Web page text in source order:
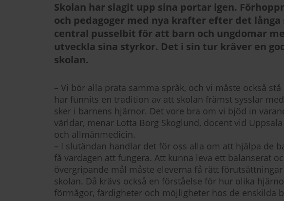
Skolan har slagit upp sina portar igen.
och pedagoger med nya krafter efter det
central pusselbit för att barn och ungdomar
utveckla sina styrkor. Det i sin tur kräver en
skolan.
– Vi bör alla prata samma språk, och vi måste också
har funnits en tradition av att skolan främst sysslar
sker i barnens hjärnor. Det vore bra om vi bjöd in
världar, menar Lotta Borg Skoglund, docent vid
och allmänmedicin.
– I slutändan handlar det för oss alla om att hjälpa de
få vardagen att fungera. Att kunna leva ett balanserat
övergripande mål måste eleverna få rätt
skolan. Då krävs också en förståelse för hur olika
förmågor, färdigheter och möjligheter hos de enskilda